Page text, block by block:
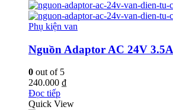
Phụ kiện van
Nguồn Adaptor AC 24V
0 out of 5
240.000 ₫
Đọc tiếp
Quick View